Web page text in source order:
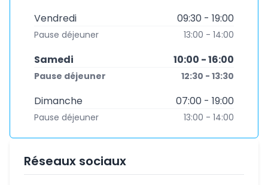
Vendredi 09:30 - 19:00
Pause déjeuner 13:00 - 14:00
Samedi 10:00 - 16:00
Pause déjeuner 12:30 - 13:30
Dimanche 07:00 - 19:00
Pause déjeuner 13:00 - 14:00
Réseaux sociaux